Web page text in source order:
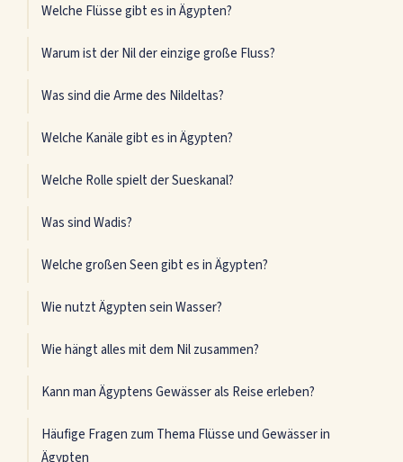
Welche Flüsse gibt es in Ägypten?
Warum ist der Nil der einzige große Fluss?
Was sind die Arme des Nildeltas?
Welche Kanäle gibt es in Ägypten?
Welche Rolle spielt der Sueskanal?
Was sind Wadis?
Welche großen Seen gibt es in Ägypten?
Wie nutzt Ägypten sein Wasser?
Wie hängt alles mit dem Nil zusammen?
Kann man Ägyptens Gewässer als Reise erleben?
Häufige Fragen zum Thema Flüsse und Gewässer in
Ägypten